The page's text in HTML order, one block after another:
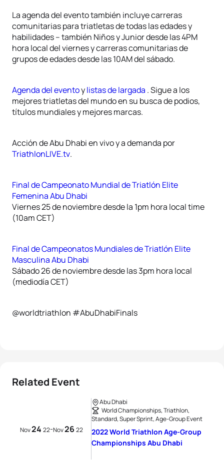
La agenda del evento también incluye carreras
comunitarias para triatletas de todas las edades y
habilidades – también Niños y Junior desde las 4PM
hora local del viernes y carreras comunitarias de
grupos de edades desde las 10AM del sábado.
Agenda del eventoylistas de largada . Sigue a los
mejores triatletas del mundo en su busca de podios,
títulos mundiales y mejores marcas.
Acción de Abu Dhabi en vivo y a demanda por
TriathlonLIVE.tv.
Final de Campeonato Mundial de Triatlón Elite
Femenina Abu Dhabi
Viernes 25 de noviembre desde la 1pm hora local time
(10am CET)
Final de Campeonatos Mundiales de Triatlón Elite
Masculina Abu Dhabi
Sábado 26 de noviembre desde las 3pm hora local
(mediodía CET)
@worldtriathlon #AbuDhabiFinals
Related Event
Nov24 22-Nov26 22
Abu Dhabi
World Championships, Triathlon,
Standard, Super Sprint, Age-Group Event
2022 World Triathlon Age-Group
Championships Abu Dhabi